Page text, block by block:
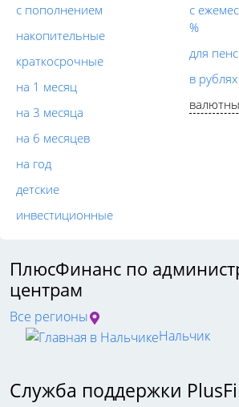
с пополнением
накопительные
краткосрочные
на 1 месяц
на 3 месяца
на 6 месяцев
на год
детские
инвестиционные
с
%
для
в рублях
ПлюсФинанс по
центрам
Все регионы
Нальчик
Служба поддержки